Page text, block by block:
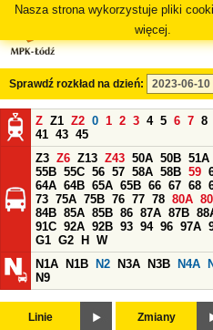
Nasza strona wykorzystuje pliki
więcej.
Sprawdź rozkład na dzień:
Z Z1 Z2 0 1 2 3 4 5 6 7 8
41 43 45
Z3 Z6 Z13 Z43 50A 50B 51A
55B 55C 56 57 58A 58B 59
64A 64B 65A 65B 66 67 68
73 75A 75B 76 77 78 80A
84B 85A 85B 86 87A 87B
91C 92A 92B 93 94 96 97A
G1 G2 H
W
N1A
N1B N2 N3A N3B N4A
N9
Linie Zmiany